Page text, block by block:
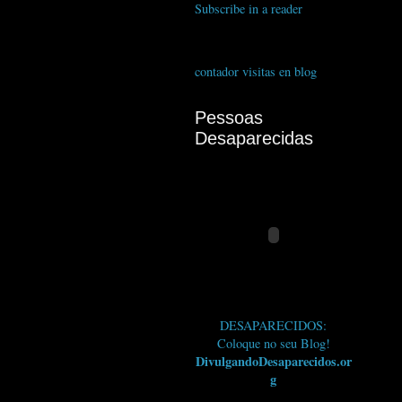
Subscribe in a reader
contador visitas en blog
Pessoas
Desaparecidas
DESAPARECIDOS:
Coloque no seu Blog!
DivulgandoDesaparecidos.or
g